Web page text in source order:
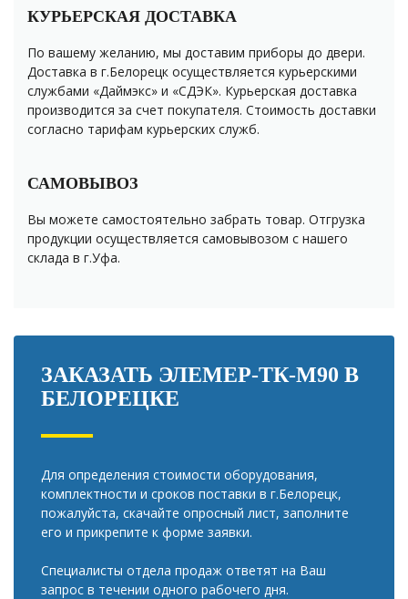
КУРЬЕРСКАЯ ДОСТАВКА
По вашему желанию, мы доставим приборы до двери.
Доставка в г.Белорецк осуществляется курьерскими
службами «Даймэкс» и «СДЭК». Курьерская доставка
производится за счет покупателя. Стоимость доставки
согласно тарифам курьерских служб.
САМОВЫВОЗ
Вы можете самостоятельно забрать товар. Отгрузка
продукции осуществляется самовывозом с нашего
склада в г.Уфа.
ЗАКАЗАТЬ ЭЛЕМЕР-ТК-М90 В
БЕЛОРЕЦКЕ
Для определения стоимости оборудования,
комплектности и сроков поставки в г.Белорецк,
пожалуйста, скачайте опросный лист, заполните
его и прикрепите к форме заявки.
Специалисты отдела продаж ответят на Ваш
запрос в течении одного рабочего дня.